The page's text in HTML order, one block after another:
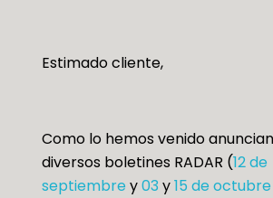
Estimado cliente,
Como lo hemos venido
diversos boletines RADAR (12 de
septiembrey03 y15 de octubre